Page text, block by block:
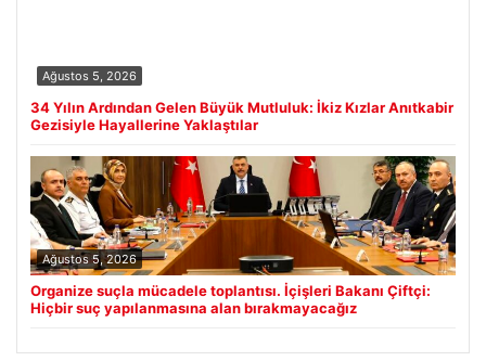
Ağustos 5, 2026
34 Yılın Ardından Gelen Büyük Mutluluk: İkiz Kızlar Anıtkabir
Gezisiyle Hayallerine Yaklaştılar
Ağustos 5, 2026
Organize suçla mücadele toplantısı. İçişleri Bakanı Çiftçi:
Hiçbir suç yapılanmasına alan bırakmayacağız